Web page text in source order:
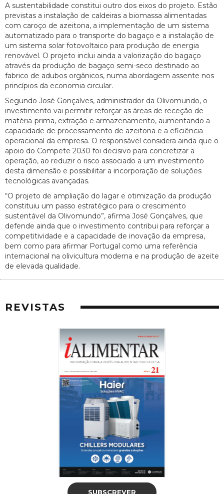
A sustentabilidade constitui outro dos eixos do projeto. Estão
previstas a instalação de caldeiras a biomassa alimentadas
com caroço de azeitona, a implementação de um sistema
automatizado para o transporte do bagaço e a instalação de
um sistema solar fotovoltaico para produção de energia
renovável. O projeto inclui ainda a valorização do bagaço
através da produção de bagaço semi-seco destinado ao
fabrico de adubos orgânicos, numa abordagem assente nos
princípios da economia circular.
Segundo José Gonçalves, administrador da Olivomundo, o
investimento vai permitir reforçar as áreas de receção de
matéria-prima, extração e armazenamento, aumentando a
capacidade de processamento de azeitona e a eficiência
operacional da empresa. O responsável considera ainda que o
apoio do Compete 2030 foi decisivo para concretizar a
operação, ao reduzir o risco associado a um investimento
desta dimensão e possibilitar a incorporação de soluções
tecnológicas avançadas.
“O projeto de ampliação do lagar e otimização da produção
constituiu um passo estratégico para o crescimento
sustentável da Olivomundo”, afirma José Gonçalves, que
defende ainda que o investimento contribui para reforçar a
competitividade e a capacidade de inovação da empresa,
bem como para afirmar Portugal como uma referência
internacional na olivicultura moderna e na produção de azeite
de elevada qualidade.
REVISTAS
SUBSCREVER